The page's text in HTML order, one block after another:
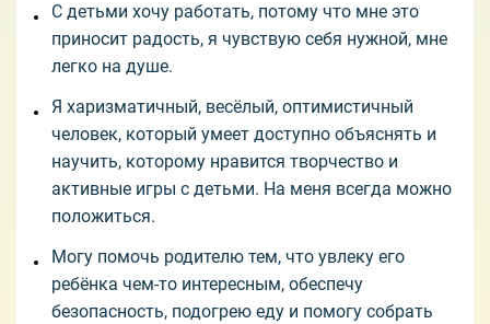
С детьми хочу работать, потому что мне это
приносит радость, я чувствую себя нужной, мне
легко на душе.
Я харизматичный, весёлый, оптимистичный
человек, который умеет доступно объяснять и
научить, которому нравится творчество и
активные игры с детьми. На меня всегда можно
положиться.
Могу помочь родителю тем, что увлеку его
ребёнка чем-то интересным, обеспечу
безопасность, подогрею еду и помогу собрать